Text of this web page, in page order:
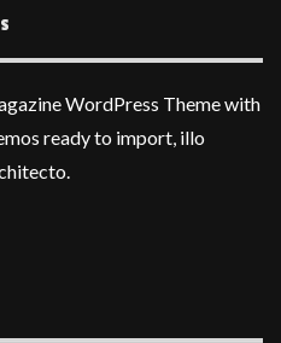
WordPress Theme with
ready to import, illo